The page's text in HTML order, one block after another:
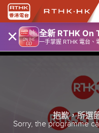
× 全新 RTHK On
一手掌握 RTHK 電台、
抱歉，所選
Sorry, the programme